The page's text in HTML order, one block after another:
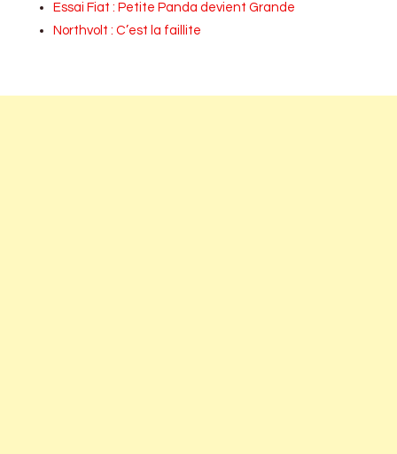
Essai Fiat : Petite Panda devient Grande
Northvolt : C’est la faillite